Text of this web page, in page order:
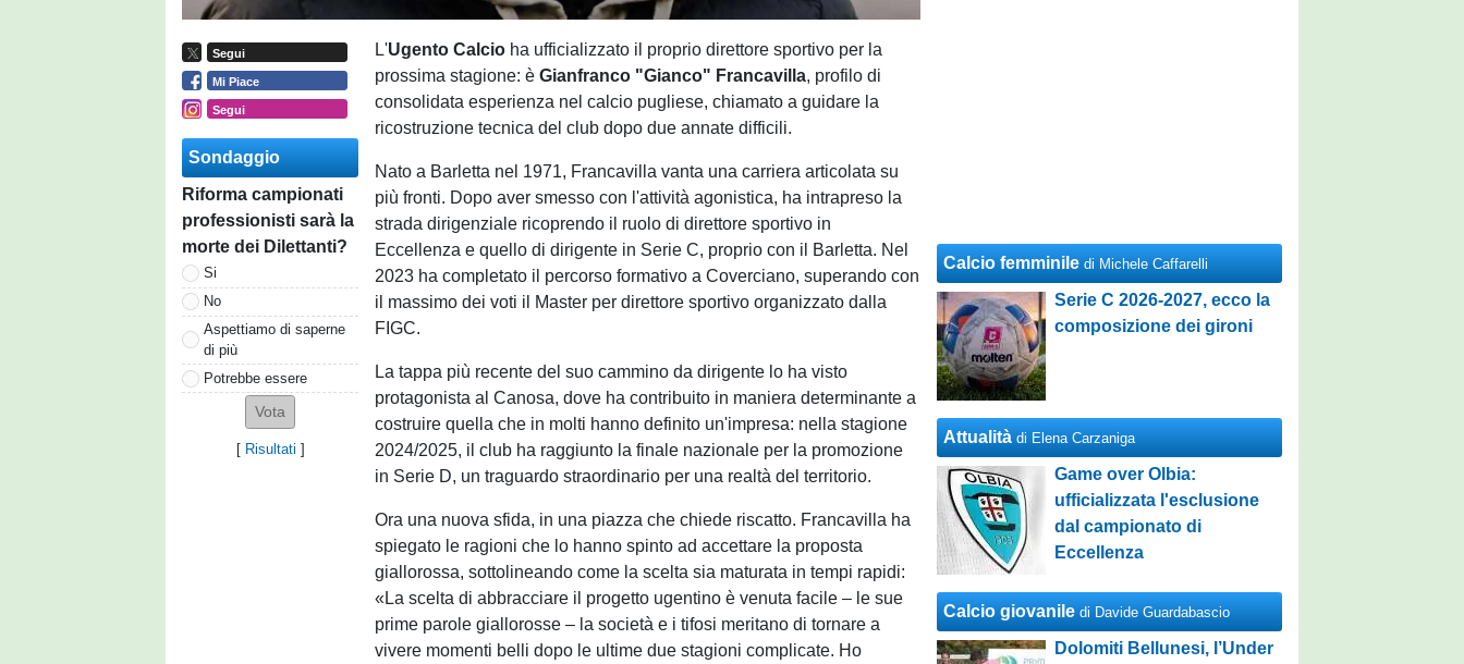
Segui
Mi Piace
Segui
Sondaggio
Riforma campionati
professionisti sarà la
morte dei Dilettanti?
Si
No
Aspettiamo di saperne
di più
Potrebbe essere
[ Risultati ]
L'Ugento Calcio ha ufficializzato il proprio direttore sportivo per la
prossima stagione: èGianfranco "Gianco" Francavilla, profilo di
consolidata esperienza nel calcio pugliese, chiamato a guidare la
ricostruzione tecnica del club dopo due annate difficili.
Nato a Barletta nel 1971, Francavilla vanta una carriera articolata su
più fronti. Dopo aver smesso con l'attività agonistica, ha intrapreso la
strada dirigenziale ricoprendo il ruolo di direttore sportivo in
Eccellenza e quello di dirigente in Serie C, proprio con il Barletta. Nel
2023 ha completato il percorso formativo a Coverciano, superando con
il massimo dei voti il Master per direttore sportivo organizzato dalla
FIGC.
La tappa più recente del suo cammino da dirigente lo ha visto
protagonista al Canosa, dove ha contribuito in maniera determinante a
costruire quella che in molti hanno definito un'impresa: nella stagione
2024/2025, il club ha raggiunto la finale nazionale per la promozione
in Serie D, un traguardo straordinario per una realtà del territorio.
Ora una nuova sfida, in una piazza che chiede riscatto. Francavilla ha
spiegato le ragioni che lo hanno spinto ad accettare la proposta
giallorossa, sottolineando come la scelta sia maturata in tempi rapidi:
«La scelta di abbracciare il progetto ugentino è venuta facile – le sue
prime parole giallorosse – la società e i tifosi meritano di tornare a
vivere momenti belli dopo le ultime due stagioni complicate. Ho
Calcio femminile di Michele Caffarelli
Serie C 2026-2027, ecco la
composizione dei gironi
Attualità di Elena Carzaniga
Game over Olbia:
ufficializzata l'esclusione
dal campionato di
Eccellenza
Calcio giovanile di Davide Guardabascio
Dolomiti Bellunesi, l’Under